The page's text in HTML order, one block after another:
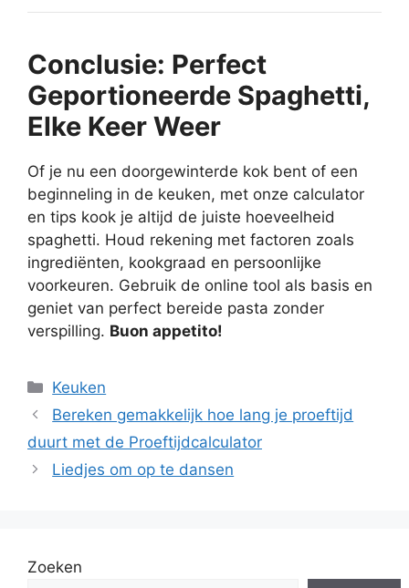
Conclusie: Perfect
Geportioneerde Spaghetti,
Elke Keer Weer
Of je nu een doorgewinterde kok bent of een
beginneling in de keuken, met onze calculator
en tips kook je altijd de juiste hoeveelheid
spaghetti. Houd rekening met factoren zoals
ingrediënten, kookgraad en persoonlijke
voorkeuren. Gebruik de online tool als basis en
geniet van perfect bereide pasta zonder
verspilling. Buon appetito!
Categorieën
Keuken
Bereken gemakkelijk hoe lang je proeftijd
duurt met de Proeftijdcalculator
Liedjes om op te dansen
Zoeken